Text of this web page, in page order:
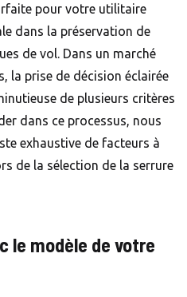
pour votre utilitaire
dans la préservation de
de vol. Dans un marché
la prise de décision éclairée
de plusieurs critères
dans ce processus, nous
exhaustive de facteurs à
de la sélection de la serrure
le modèle de votre